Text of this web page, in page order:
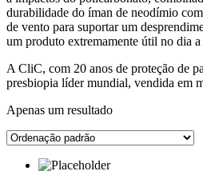
durabilidade do íman de neodímio
de vento para suportar um
um produto extremamente útil no dia a
A CliC, com 20 anos de proteção de
presbiopia líder mundial, vendida em
Apenas um resultado